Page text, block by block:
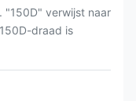
"150D" verwijst naar
draad is